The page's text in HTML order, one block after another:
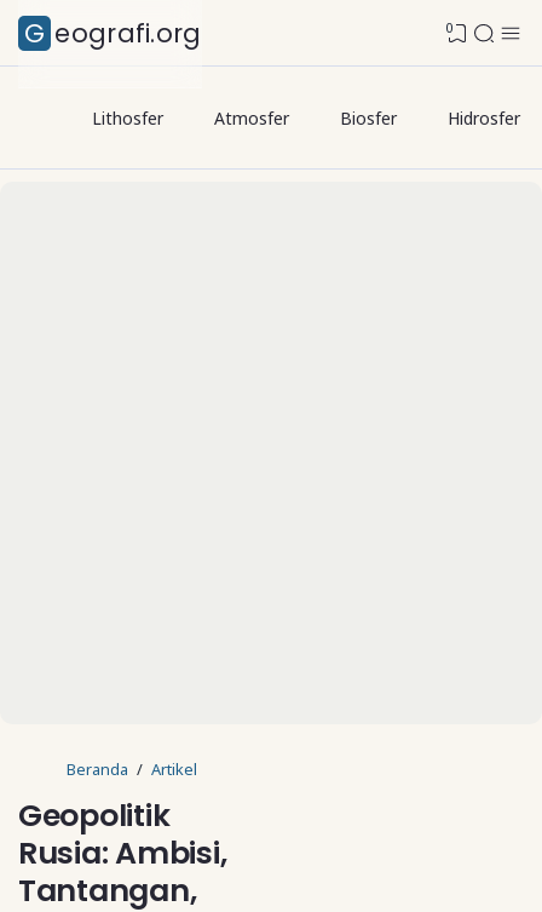
Geografi.org 0
Lithosfer Atmosfer Biosfer Hidrosfer
Beranda Artikel
Geopolitik
Rusia: Ambisi,
Tantangan,